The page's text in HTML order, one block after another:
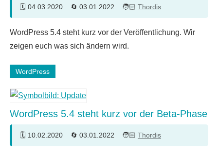
04.03.2020 03.01.2022 Thordis
WordPress 5.4 steht kurz vor der Veröffentlichung. Wir
zeigen euch was sich ändern wird.
WordPress
WordPress 5.4 steht kurz vor der Beta-Phase
10.02.2020 03.01.2022 Thordis